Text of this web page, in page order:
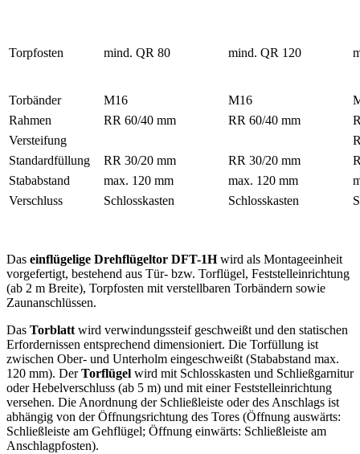
Torpfosten mind. QR 80 mind. QR 120
Torbänder M16 M16
Rahmen
RR 60/40 mm RR 60/40 mm
Versteifung
Standardfüllung
RR 30/20 mm RR 30/20 mm
Stababstand
max. 120 mm max. 120 mm
Verschluss
Schlosskasten Schlosskasten
Das einflügelige Drehflügeltor DFT-1Hwird als Montageeinheit
vorgefertigt, bestehend aus Tür- bzw. Torflügel, Feststelleinrichtung
(ab 2 m Breite), Torpfosten mit verstellbaren Torbändern sowie
Zaunanschlüssen.
Das Torblatt wird verwindungssteif geschweißt und den statischen
Erfordernissen entsprechend dimensioniert. Die Torfüllung ist
zwischen Ober- und Unterholm eingeschweißt (Stababstand max.
120 mm). DerTorflügel wird mit Schlosskasten und Schließgarnitur
oder Hebelverschluss (ab 5 m) und mit einer Feststelleinrichtung
versehen. Die Anordnung der Schließleiste oder des Anschlags ist
abhängig von der Öffnungsrichtung des Tores (Öffnung auswärts:
Schließleiste am Gehflügel; Öffnung einwärts: Schließleiste am
Anschlagpfosten).